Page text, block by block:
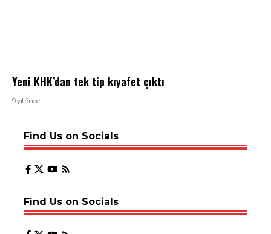
Yeni KHK’dan tek tip kıyafet çıktı
9 yıl önce
Find Us on Socials
Find Us on Socials